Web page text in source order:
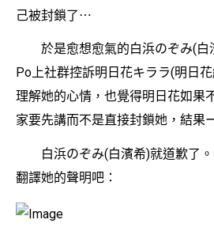
己被封鎖了⋯
於是愈想愈氣的白浜のぞみ(白
Po上社群控訴明日花キララ(明日
理解她的心情，也覺得明日花如果
家要先講而不是直接封鎖她，結果
白浜のぞみ(白濱希)就道歉了。
翻譯她的聲明吧：